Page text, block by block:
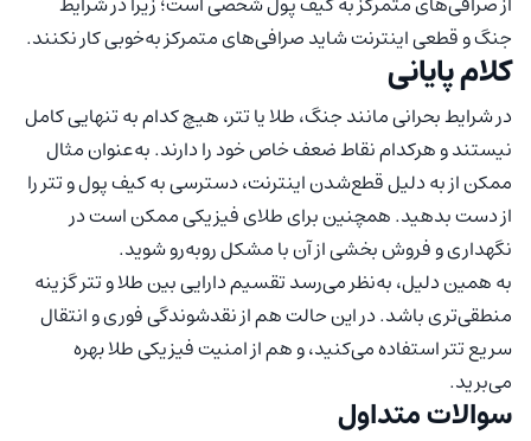
جنگ و قطعی اینترنت شاید صرافی‌های متمرکز به‌خوبی کار نکنند.
کلام پایانی
در شرایط بحرانی مانند جنگ، طلا یا تتر، هیچ کدام به تنهایی کامل
نیستند و هرکدام نقاط ضعف خاص خود را دارند. به‌عنوان مثال
ممکن از به دلیل قطع‌شدن اینترنت، دسترسی به کیف پول و تتر را
از دست بدهید. همچنین برای طلای فیزیکی ممکن است در
نگهداری و فروش بخشی از آن با مشکل روبه‌رو شوید.
به همین دلیل، به‌نظر می‌رسد تقسیم دارایی بین طلا و تتر گزینه
منطقی‌تری باشد. در این حالت هم از نقدشوندگی فوری و انتقال
سریع تتر استفاده می‌کنید، و هم از امنیت فیزیکی طلا بهره
می‌برید.
سوالات متداول